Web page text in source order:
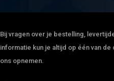
Bij vragen over je bestelling,
informatie kun je altijd op één van
ons opnemen.